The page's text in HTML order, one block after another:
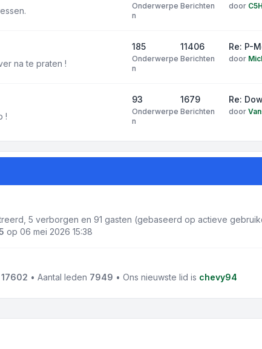
Onderwerpe
n
Berichten door
na te praten !
185
Onderwerpe
n
11406
Berichten
Re: P-
door
!
93
Onderwerpe
n
1679
Berichten
Re:
door
5 verborgen en 91 gasten (gebaseerd op actieve
op 06 mei 2026 15:38
17602 • Aantal leden 7949 • Ons nieuwste lid is chevy94